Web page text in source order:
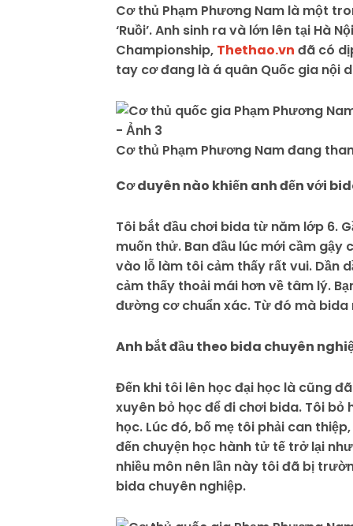
Cơ thủ Phạm Phương Nam là một
‘Ruồi’. Anh sinh ra và lớn lên tại Hà
Championship, Thethao.vn đã có
tay cơ đang là á quân Quốc gia nội
Cơ thủ Phạm Phương Nam đang
Cơ duyên nào khiến anh đến với
Tôi bắt đầu chơi bida từ năm lớp 6.
muốn thử. Ban đầu lúc mới cầm
vào lỗ làm tôi cảm thấy rất vui. Dần
cảm thấy thoải mái hơn về tâm lý.
đường cơ chuẩn xác. Từ đó mà
Anh bắt đầu theo bida chuyên
Đến khi tôi lên học đại học là cũng
xuyên bỏ học để đi chơi bida. Tôi
học. Lúc đó, bố mẹ tôi phải can
đến chuyện học hành tử tế trở lại
nhiều môn nên lần này tôi đã bị
bida chuyên nghiệp.